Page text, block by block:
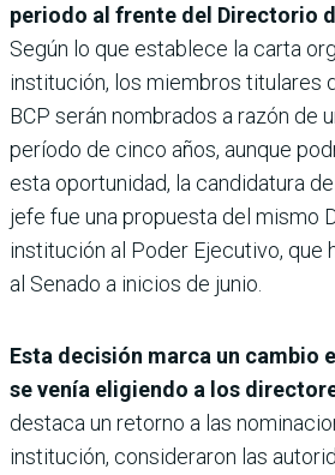
periodo al frente del Directorio
Según lo que establece la carta
institución, los miembros titulares
BCP serán nombrados a razón de
período de cinco años, aunque
esta oportunidad, la candidatura
jefe fue una propuesta del mismo
institución al Poder Ejecutivo, que
al Senado a inicios de junio.
Esta decisión marca un cambio
se venía eligiendo a los
destaca un retorno a las
institución, consideraron las